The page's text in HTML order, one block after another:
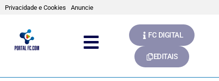
Privacidade e Cookies Anuncie
FC DIGITAL
EDITAIS